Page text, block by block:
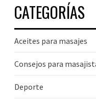
CATEGORÍAS
Aceites para masajes
Consejos para
Deporte